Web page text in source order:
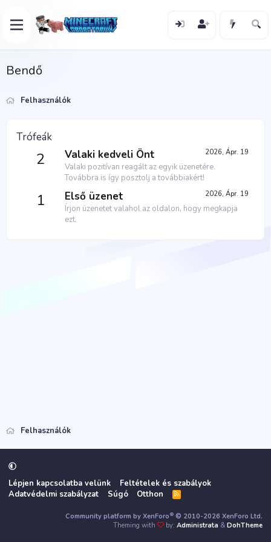
Bendő
Felhasználók
Trófeák
2 2026, Ápr. 19
Valaki kedveli Önt
Valaki pozitívan reagált az egyik üzenetére.
Továbbra is így posztolj a továbbiakért!
1 2026, Ápr. 19
Első üzenet
Írjon üzenetet valahol az oldalon, hogy megkapja
ezt.
Felhasználók
Lépjen kapcsolatba velünk
Feltételek és szabályok
Adatvédelmi szabályzat
Súgó Otthon
R
S
Community platform by XenForo® © 2010-2026 XenForo Ltd.
Theming with
by: Administrata & DohTheme